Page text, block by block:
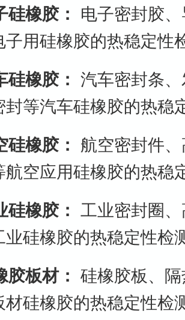
硅橡胶： 电子密封胶
子用硅橡胶的热稳定性
橡胶： 汽车密封条
封等汽车硅橡胶的热稳
橡胶： 航空密封件
航空应用硅橡胶的热稳
硅橡胶： 工业密封圈
业硅橡胶的热稳定性检
板材： 硅橡胶板、
材硅橡胶的热稳定性检